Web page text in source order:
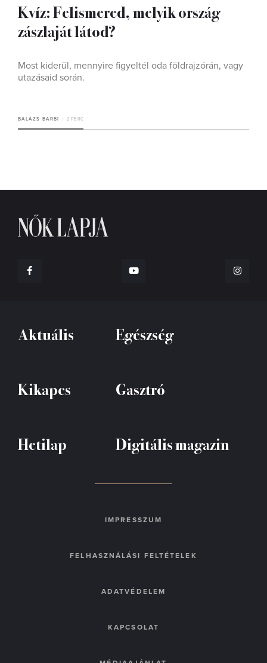
Kvíz: Felismered, melyik ország
zászlaját látod?
Most kiderül, mennyire figyeltél oda földrajzórán, vagy
utazásaid során.
BALÁZS BARBI 2 PERC
Aktuális Egészség
Kikapcs Gasztró
Hetilap Digitális magazin
IMPRESSZUM
FELHASZNÁLÁSI FELTÉTELEK
ADATVÉDELEM
KAPCSOLAT